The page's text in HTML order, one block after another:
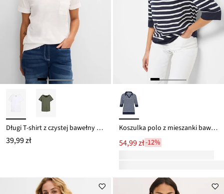
Długi T-shirt z czystej bawełny organicznej
39,99 zł
Koszulka polo z mieszanki bawełny z wiskozą
54,99 zł-12%